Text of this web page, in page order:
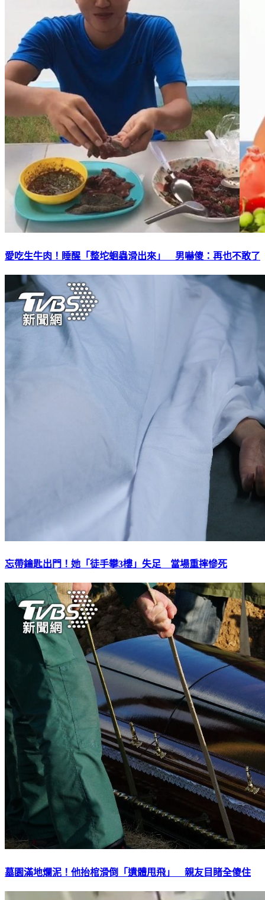
愛吃生牛肉！睡醒「整坨蛔蟲滑出來」 男嚇傻：再也不敢了
忘帶鑰匙出門！她「徒手攀3樓」失足 當場重摔慘死
墓園滿地爛泥！他抬棺滑倒「遺體甩飛」 親友目睹全傻住